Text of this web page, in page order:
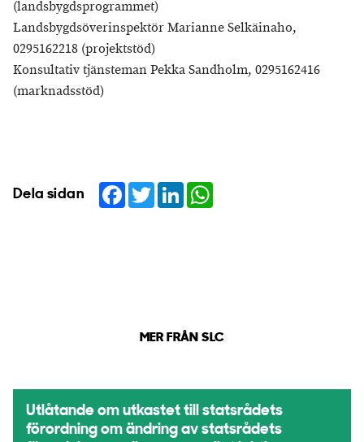
(landsbygdsprogrammet)
Landsbygdsöverinspektör Marianne Selkäinaho,
0295162218 (projektstöd)
Konsultativ tjänsteman Pekka Sandholm, 0295162416
(marknadsstöd)
Dela sidan Facebook
TwitterLinkedIn
MER FRÅN SLC
Utlåtande om utkastet till statsrådets
förordning om ändring av statsrådets